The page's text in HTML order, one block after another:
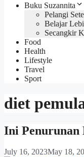
Buku Suzannita
Pelangi
Belajar
Secangkir
Food
Health
Lifestyle
Travel
Sport
diet
Ini Penurunan
July 16, 2023May 18,